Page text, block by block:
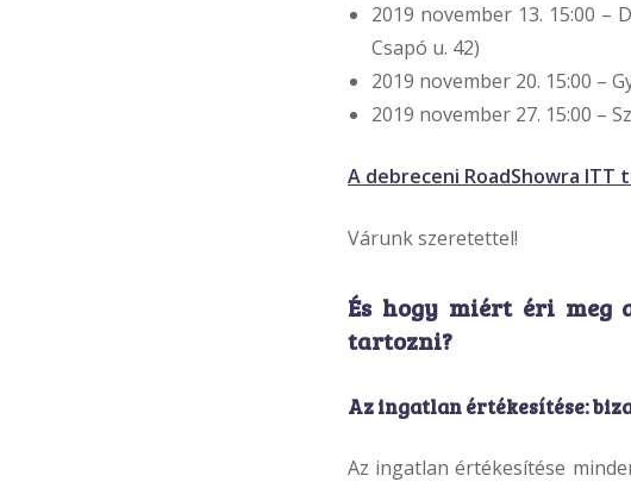
2019 november 13. 15:00 –
Csapó u. 42)
2019 november 20. 15:00 –
2019 november 27. 15:00 –
A debreceni RoadShowra ITT
Várunk szeretettel!
És hogy miért éri meg
tartozni?
Az ingatlan értékesítése:
Az ingatlan értékesítése